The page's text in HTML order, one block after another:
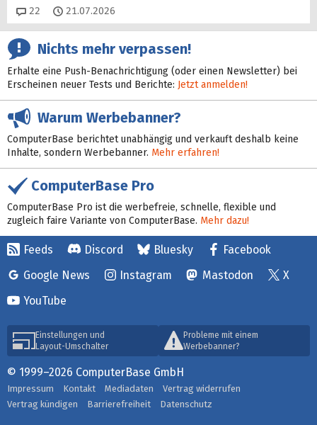
22 Kommentare
21.07.2026
Nichts mehr verpassen!
Erhalte eine Push-Benachrichtigung (oder einen Newsletter) bei
Erscheinen neuer Tests und Berichte: Jetzt anmelden!
Warum Werbebanner?
ComputerBase berichtet unabhängig und verkauft deshalb keine
Inhalte, sondern Werbebanner. Mehr erfahren!
ComputerBase Pro
ComputerBase Pro ist die werbefreie, schnelle, flexible und
zugleich faire Variante von ComputerBase. Mehr dazu!
Feeds Discord Bluesky
Facebook
Google News
Instagram Mastodon
X
YouTube
Einstellungen und
Layout-Umschalter
Probleme mit einem
Werbebanner?
© 1999–2026 ComputerBase GmbH
Impressum Kontakt Mediadaten
Vertrag widerrufen
Vertrag kündigen
Barrierefreiheit Datenschutz